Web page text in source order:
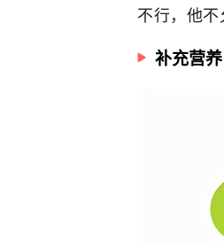
不行，他不
补充营